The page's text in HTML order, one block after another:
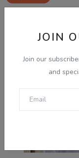
JOIN
Join our
and